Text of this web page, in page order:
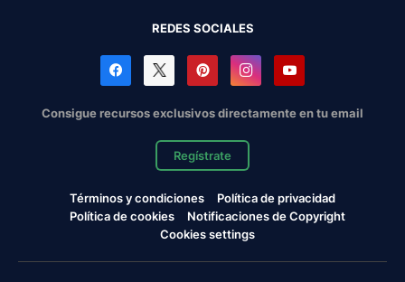
REDES SOCIALES
Consigue recursos exclusivos directamente en tu email
Regístrate
Términos y condiciones
Política de privacidad
Política de cookies
Notificaciones de Copyright
Cookies settings